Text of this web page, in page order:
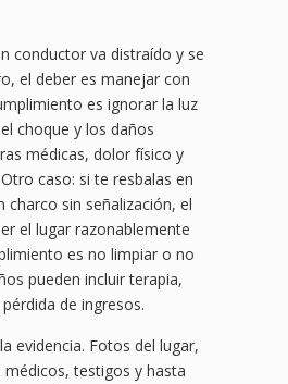
conductor va distraído y se
el deber es manejar con
es ignorar la luz
choque y los daños
médicas, dolor físico y
caso: si te resbalas en
charco sin señalización, el
el lugar razonablemente
es no limpiar o no
pueden incluir terapia,
de ingresos.
evidencia. Fotos del lugar,
testigos y hasta